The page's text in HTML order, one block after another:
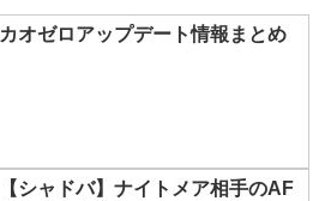
カオゼロアップデート情報まとめ
【シャドバ】ナイトメア相手のAF